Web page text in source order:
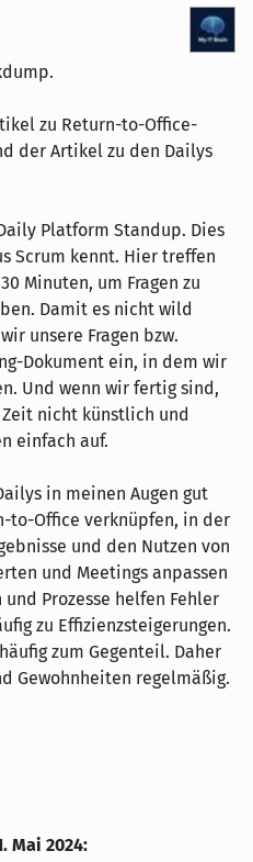
zu Return-to-Office-
der Artikel zu den Dailys
Platform Standup. Dies
Scrum kennt. Hier treffen
Minuten, um Fragen zu
Damit es nicht wild
unsere Fragen bzw.
Dokument ein, in dem wir
Und wenn wir fertig sind,
nicht künstlich und
einfach auf.
in meinen Augen gut
to-Office verknüpfen, in der
und den Nutzen von
und Meetings anpassen
Prozesse helfen Fehler
zu Effizienzsteigerungen.
zum Gegenteil. Daher
Gewohnheiten regelmäßig.
Mai 2024: